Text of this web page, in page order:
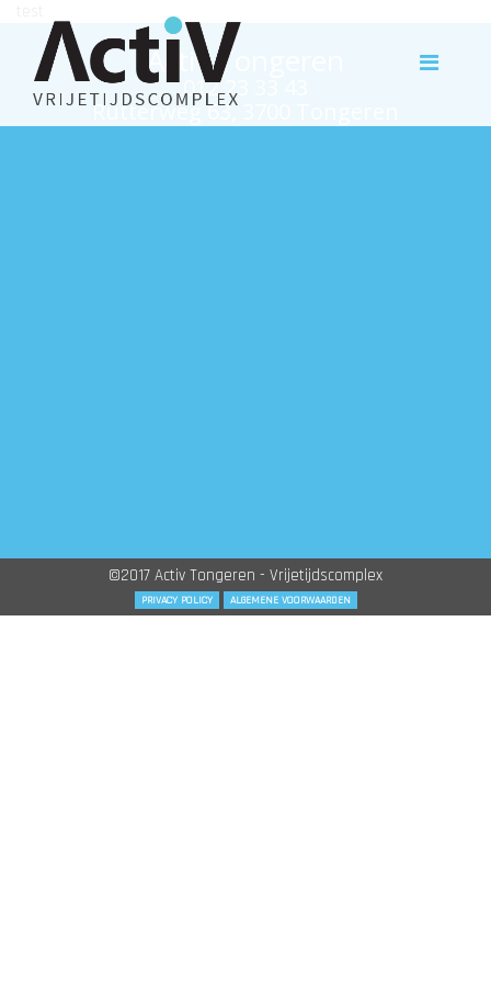
Activ Tongeren
012 23 33 43
Rutterweg 63, 3700 Tongeren
©2017 Activ Tongeren - Vrijetijdscomplex
PRIVACY POLICY ALGEMENE VOORWAARDEN